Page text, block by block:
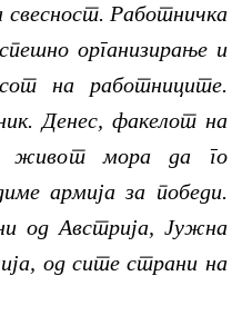
Работничка
организирање и
на работниците.
Денес, факелот на
живот мора да го
армија за победи.
од Австрија, Јужна
од сите страни на